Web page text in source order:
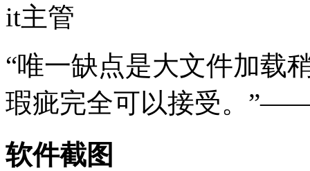
it主管
“唯一缺点是大文件加载
瑕疵完全可以接受。
软件截图